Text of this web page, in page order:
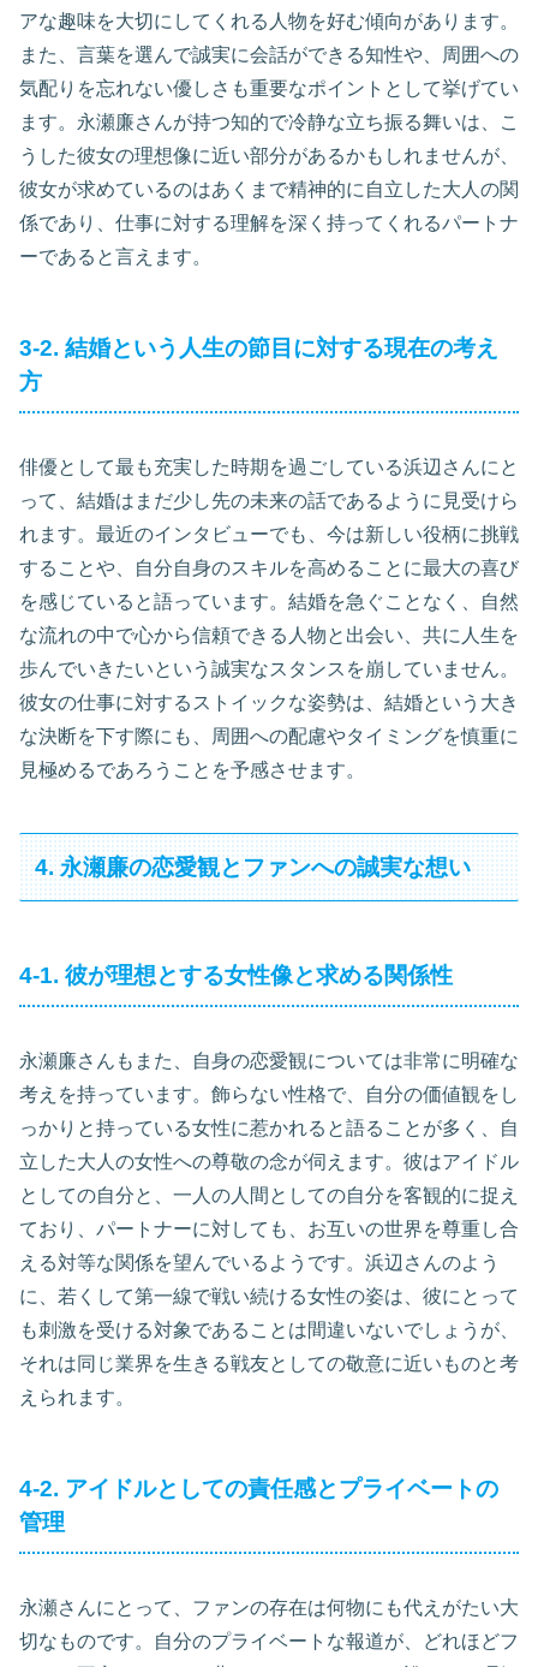
アな趣味を大切にしてくれる人物を好む傾向があります。
また、言葉を選んで誠実に会話ができる知性や、周囲への
気配りを忘れない優しさも重要なポイントとして挙げてい
ます。永瀬廉さんが持つ知的で冷静な立ち振る舞いは、こ
うした彼女の理想像に近い部分があるかもしれませんが、
彼女が求めているのはあくまで精神的に自立した大人の関
係であり、仕事に対する理解を深く持ってくれるパートナ
ーであると言えます。
3-2. 結婚という人生の節目に対する現在の考え
方
俳優として最も充実した時期を過ごしている浜辺さんにと
って、結婚はまだ少し先の未来の話であるように見受けら
れます。最近のインタビューでも、今は新しい役柄に挑戦
することや、自分自身のスキルを高めることに最大の喜び
を感じていると語っています。結婚を急ぐことなく、自然
な流れの中で心から信頼できる人物と出会い、共に人生を
歩んでいきたいという誠実なスタンスを崩していません。
彼女の仕事に対するストイックな姿勢は、結婚という大き
な決断を下す際にも、周囲への配慮やタイミングを慎重に
見極めるであろうことを予感させます。
4. 永瀬廉の恋愛観とファンへの誠実な想い
4-1. 彼が理想とする女性像と求める関係性
永瀬廉さんもまた、自身の恋愛観については非常に明確な
考えを持っています。飾らない性格で、自分の価値観をし
っかりと持っている女性に惹かれると語ることが多く、自
立した大人の女性への尊敬の念が伺えます。彼はアイドル
としての自分と、一人の人間としての自分を客観的に捉え
ており、パートナーに対しても、お互いの世界を尊重し合
える対等な関係を望んでいるようです。浜辺さんのよう
に、若くして第一線で戦い続ける女性の姿は、彼にとって
も刺激を受ける対象であることは間違いないでしょうが、
それは同じ業界を生きる戦友としての敬意に近いものと考
えられます。
4-2. アイドルとしての責任感とプライベートの
管理
永瀬さんにとって、ファンの存在は何物にも代えがたい大
切なものです。自分のプライベートな報道が、どれほどフ